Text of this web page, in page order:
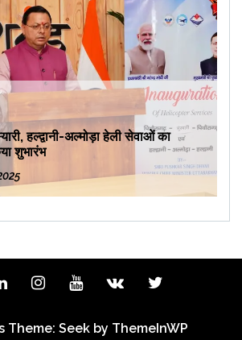
हल्द्वानी-अल्मोड़ा हेली सेवाओं का
शुभारंभ
Theme: Seek by ThemeInWP